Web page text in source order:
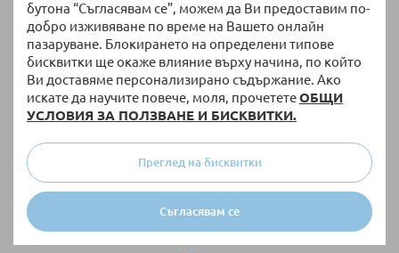
бутона “Съгласявам се”, можем да Ви предоставим по-
добро изживяване по време на Вашето онлайн
пазаруване. Блокирането на определени типове
бисквитки ще окаже влияние върху начина, по който
Ви доставяме персонализирано съдържание. Ако
искате да научите повече, моля, прочететеОБЩИ
УСЛОВИЯ ЗА ПОЛЗВАНЕ И БИСКВИТКИ.
Съгласявам се
Преглед на бисквитки
НАЛИЧНО
Комплект бамбукови кърпи
Bebetto Bamboo, Бежов, 20х20
см, 6 бр., C1118
5,33 €/10,42 лв.
Специална цена
НАЛИЧНО
Комплект памучни кърпи
Bebetto Dream Big, Бежов,
20х20 см, 3 бр., C1116
2,49 €/4,87 лв.
Специална цена
Покажи по на страница